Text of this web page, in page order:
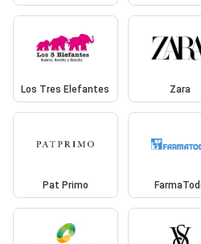
Los Tres Elefantes Zara
Pat Primo